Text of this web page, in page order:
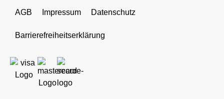
AGB Impressum Datenschutz
Barrierefreiheitserklärung